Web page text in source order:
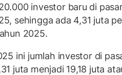
investor baru di
sehingga ada 4,31 juta
2025.
ini jumlah investor di
juta menjadi 19,18 juta